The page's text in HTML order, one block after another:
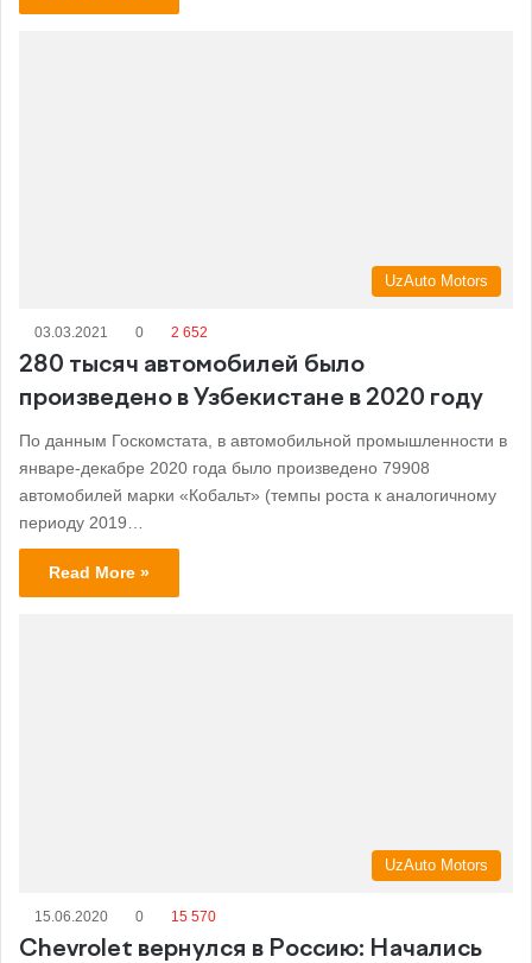
UzAuto Motors
03.03.2021 0 2 652
280 тысяч автомобилей было
произведено в Узбекистане в 2020 году
По данным Госкомстата, в автомобильной промышленности в
январе-декабре 2020 года было произведено 79908
автомобилей марки «Кобальт» (темпы роста к аналогичному
периоду 2019…
Read More »
UzAuto Motors
15.06.2020 0 15 570
Chevrolet вернулся в Россию: Начались